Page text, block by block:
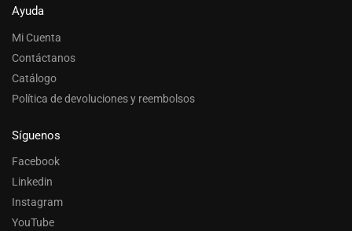
Ayuda
Mi Cuenta
Contáctanos
Catálogo
Política de devoluciones y reembolsos
Síguenos
Facebook
Linkedin
Instagram
YouTube